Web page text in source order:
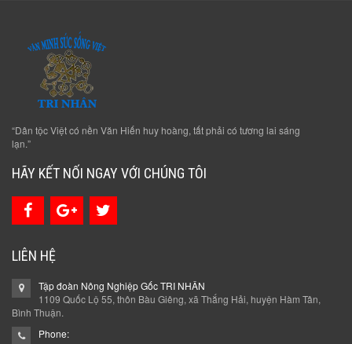
“Dân tộc Việt có nền Văn Hiến huy hoàng, tất phải có tương lai sáng
lạn.”
HÃY KẾT NỐI NGAY VỚI CHÚNG TÔI
LIÊN HỆ
Tập đoàn Nông Nghiệp Gốc TRI NHÂN
1109 Quốc Lộ 55, thôn Bàu Giêng, xã Thắng Hải, huyện Hàm Tân,
Bình Thuận.
Phone: